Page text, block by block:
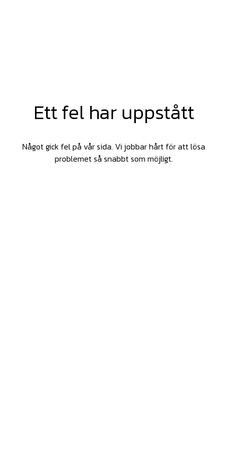
Ett fel har uppstått
Något gick fel på vår sida. Vi jobbar hårt för att lösa
problemet så snabbt som möjligt.